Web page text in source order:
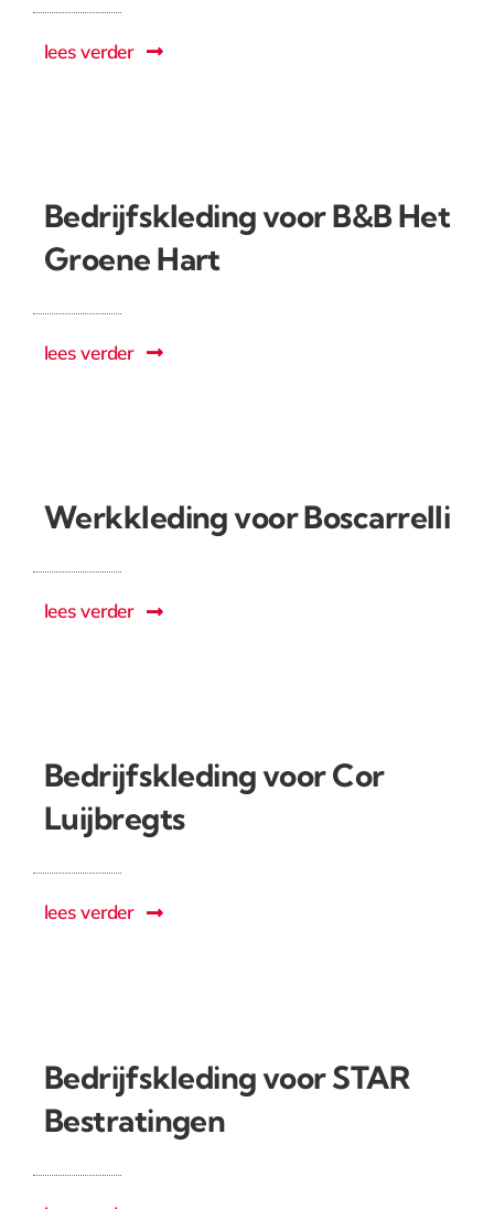
lees verder
Bedrijfskleding voor B&B Het
Groene Hart
lees verder
Werkkleding voor Boscarrelli
lees verder
Bedrijfskleding voor Cor
Luijbregts
lees verder
Bedrijfskleding voor STAR
Bestratingen